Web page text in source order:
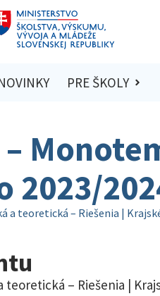
PRE ŠKOLY
2023/
a teoretická – Riešenia |
– Riešenia |